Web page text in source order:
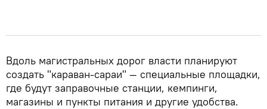
Вдоль магистральных дорог власти планируют
создать "караван-сараи" — специальные площадки,
где будут заправочные станции, кемпинги,
магазины и пункты питания и другие удобства.